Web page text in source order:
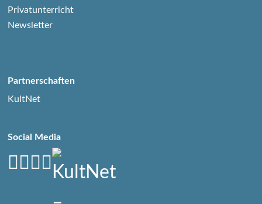
Privatunterricht
Newsletter
Partnerschaften
KultNet
Social Media